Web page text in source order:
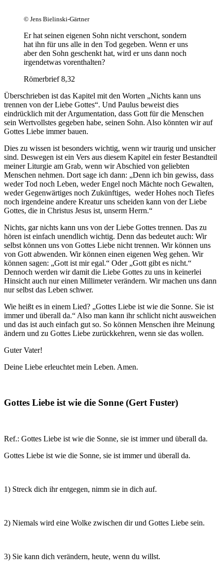
© Jens Bielinski-Gärtner
Er hat seinen eigenen Sohn nicht verschont, sondern
hat ihn für uns alle in den Tod gegeben. Wenn er uns
aber den Sohn geschenkt hat, wird er uns dann noch
irgendetwas vorenthalten?
Römerbrief 8,32
Überschrieben ist das Kapitel mit den Worten „Nichts kann uns
trennen von der Liebe Gottes“. Und Paulus beweist dies
eindrücklich mit der Argumentation, dass Gott für die Menschen
sein Wertvollstes gegeben habe, seinen Sohn. Also könnten wir auf
Gottes Liebe immer bauen.
Dies zu wissen ist besonders wichtig, wenn wir traurig und unsicher
sind. Deswegen ist ein Vers aus diesem Kapitel ein fester Bestandteil
meiner Liturgie am Grab, wenn wir Abschied von geliebten
Menschen nehmen. Dort sage ich dann: „Denn ich bin gewiss, dass
weder Tod noch Leben, weder Engel noch Mächte noch Gewalten,
weder Gegenwärtiges noch Zukünftiges, weder Hohes noch Tiefes
noch irgendeine andere Kreatur uns scheiden kann von der Liebe
Gottes, die in Christus Jesus ist, unserm Herrn.“
Nichts, gar nichts kann uns von der Liebe Gottes trennen. Das zu
hören ist einfach unendlich wichtig. Denn das bedeutet auch: Wir
selbst können uns von Gottes Liebe nicht trennen. Wir können uns
von Gott abwenden. Wir können einen eigenen Weg gehen. Wir
können sagen: „Gott ist mir egal.“ Oder „Gott gibt es nicht.“
Dennoch werden wir damit die Liebe Gottes zu uns in keinerlei
Hinsicht auch nur einen Millimeter verändern. Wir machen uns dann
nur selbst das Leben schwer.
Wie heißt es in einem Lied? „Gottes Liebe ist wie die Sonne. Sie ist
immer und überall da.“ Also man kann ihr schlicht nicht ausweichen
und das ist auch einfach gut so. So können Menschen ihre Meinung
ändern und zu Gottes Liebe zurückkehren, wenn sie das wollen.
Guter Vater!
Deine Liebe erleuchtet mein Leben. Amen.
Gottes Liebe ist wie die Sonne (Gert Fuster)
Ref.: Gottes Liebe ist wie die Sonne, sie ist immer und überall da.
Gottes Liebe ist wie die Sonne, sie ist immer und überall da.
1) Streck dich ihr entgegen, nimm sie in dich auf.
2) Niemals wird eine Wolke zwischen dir und Gottes Liebe sein.
3) Sie kann dich verändern, heute, wenn du willst.